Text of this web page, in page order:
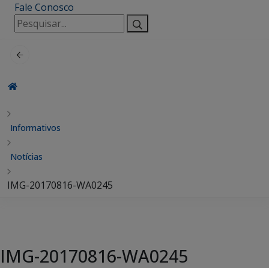
Fale Conosco
Pesquisar
por:
Informativos
Notícias
IMG-20170816-WA0245
IMG-20170816-WA0245